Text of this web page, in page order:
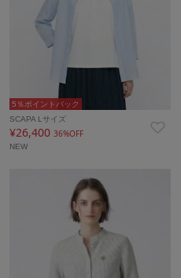
5％ポイントバック
SCAPA Lサイズ
¥26,400 36%OFF
NEW